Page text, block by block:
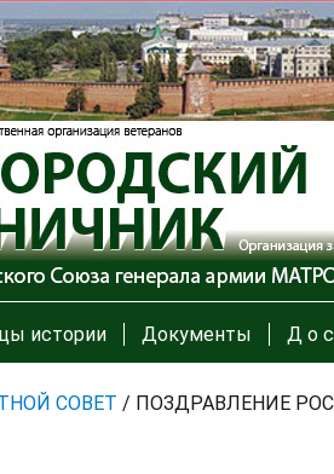
истории Документы Д о с
СОВЕТ / ПОЗДРАВЛЕНИЕ